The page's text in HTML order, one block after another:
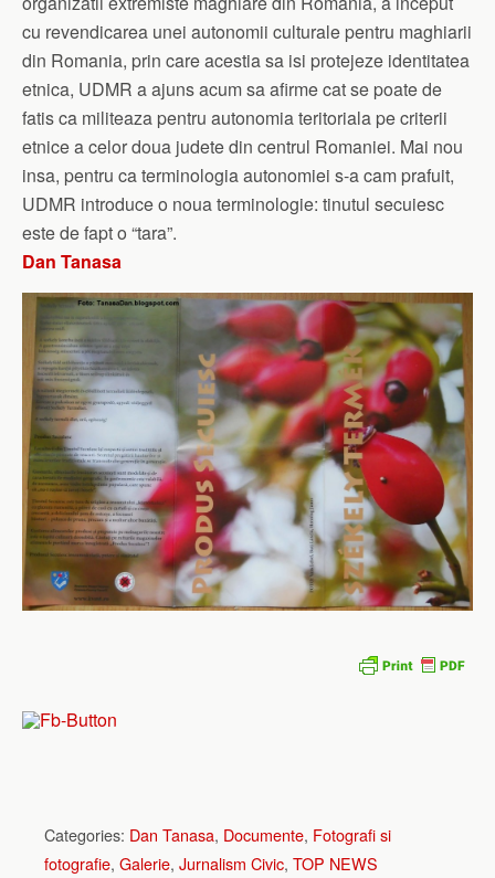
cu revendicarea unei autonomii culturale pentru maghiarii
din Romania, prin care acestia sa isi protejeze identitatea
etnica, UDMR a ajuns acum sa afirme cat se poate de
fatis ca militeaza pentru autonomia teritoriala pe criterii
etnice a celor doua judete din centrul Romaniei. Mai nou
insa, pentru ca terminologia autonomiei s-a cam prafuit,
UDMR introduce o noua terminologie: tinutul secuiesc
este de fapt o “tara”.
Dan Tanasa
Categories: Dan Tanasa, Documente, Fotografi si
fotografie, Galerie, Jurnalism Civic, TOP NEWS